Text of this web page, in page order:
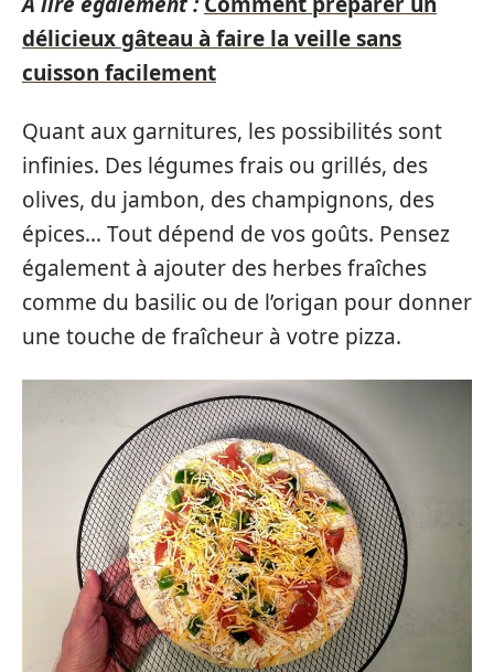
délicieux gâteau à faire la veille sans
cuisson facilement
Quant aux garnitures, les possibilités sont
infinies. Des légumes frais ou grillés, des
olives, du jambon, des champignons, des
épices… Tout dépend de vos goûts. Pensez
également à ajouter des herbes fraîches
comme du basilic ou de l’origan pour donner
une touche de fraîcheur à votre pizza.